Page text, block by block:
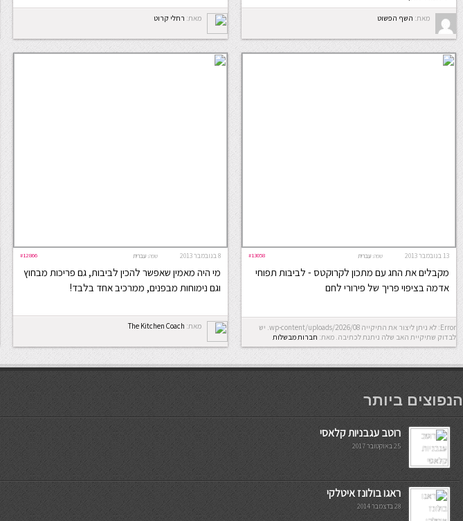
מאת: השף הפשוט מאת: רחלי קרוט
13 בנובמבר 2013 #13058 שפה: עברית
מקבלים את החג עם מתכון לקרוקטס - לביבות תפוחי
אדמה בציפוי פריך של פירורי לחם
Error: לא ניתן ליצור את התיקייה wp-content/uploads/2026/08. יש
לבדוק שתיקיית האב שלה ניתנת לכתיבה. מאת: חברות מבשלות
8 בנובמבר 2013 #12866 שפה: עברית
מי היה מאמין שאפשר להכין לביבות, גם פריכות מבחוץ
וגם נימוחות מבפנים, ממרכיב אחד בלבד!
מאת: The Kitchen Coach
мостбет кг
הנפוצים ביותר
רוטב עגבניות קלאסי
25 באוקטובר 2017
ראגו בולונז איטלקי
28 בדצמבר 2014